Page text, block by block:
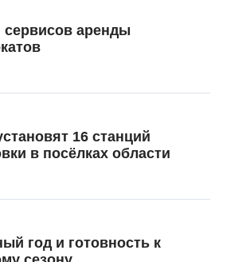
сервисов аренды
16 станций
в посёлках области
год и готовность к